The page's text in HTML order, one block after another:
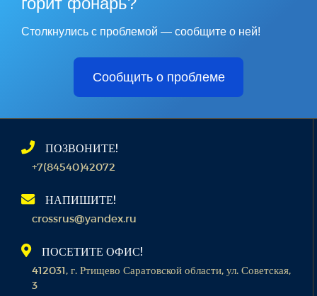
Столкнулись с проблемой — сообщите о ней!
Сообщить о проблеме
ПОЗВОНИТЕ!
+7(84540)42072
НАПИШИТЕ!
crossrus@yandex.ru
ПОСЕТИТЕ ОФИС!
412031, г. Ртищево Саратовской области, ул. Советская,
3